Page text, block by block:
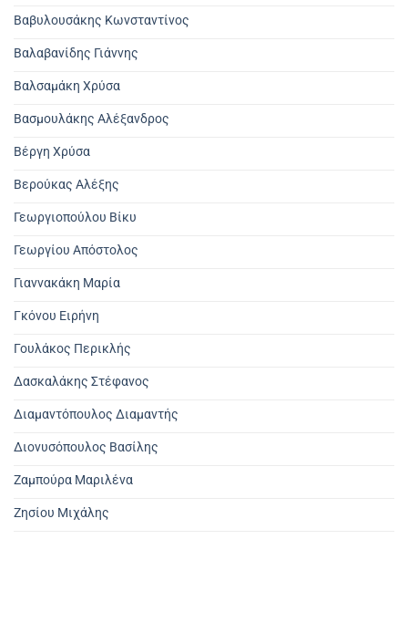
Βαβυλουσάκης Κωνσταντίνος
Βαλαβανίδης Γιάννης
Βαλσαμάκη Χρύσα
Βασμουλάκης Αλέξανδρος
Βέργη Χρύσα
Βερούκας Αλέξης
Γεωργιοπούλου Βίκυ
Γεωργίου Απόστολος
Γιαννακάκη Μαρία
Γκόνου Ειρήνη
Γουλάκος Περικλής
Δασκαλάκης Στέφανος
Διαμαντόπουλος Διαμαντής
Διονυσόπουλος Βασίλης
Ζαμπούρα Μαριλένα
Ζησίου Μιχάλης